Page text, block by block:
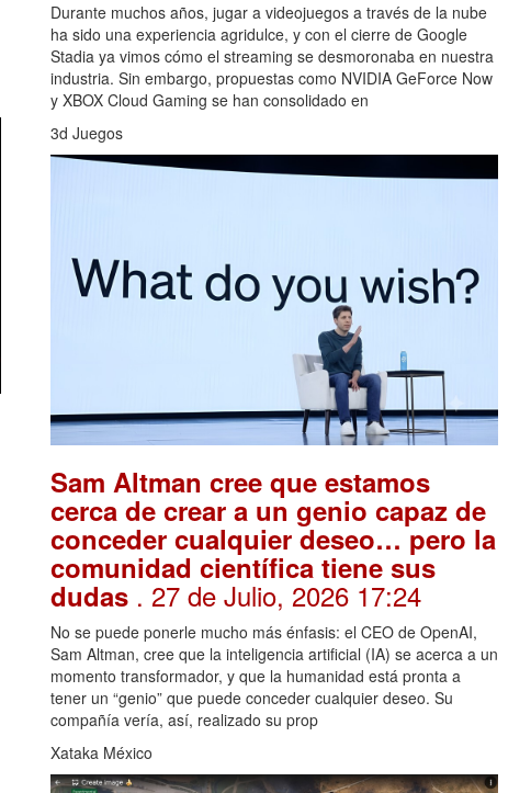
Durante muchos años, jugar a videojuegos a través de la nube
ha sido una experiencia agridulce, y con el cierre de Google
Stadia ya vimos cómo el streaming se desmoronaba en nuestra
industria. Sin embargo, propuestas como NVIDIA GeForce Now
y XBOX Cloud Gaming se han consolidado en
3d Juegos
Sam Altman cree que estamos
cerca de crear a un genio capaz de
conceder cualquier deseo… pero la
comunidad científica tiene sus
dudas . 27 de Julio, 2026 17:24
No se puede ponerle mucho más énfasis: el CEO de OpenAI,
Sam Altman, cree que la inteligencia artificial (IA) se acerca a un
momento transformador, y que la humanidad está pronta a
tener un “genio” que puede conceder cualquier deseo. Su
compañía vería, así, realizado su prop
Xataka México